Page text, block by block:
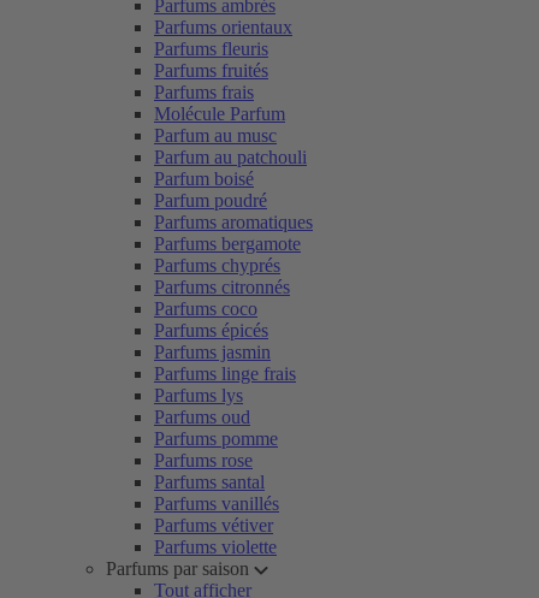
Parfums ambrés
Parfums orientaux
Parfums fleuris
Parfums fruités
Parfums frais
Molécule Parfum
Parfum au musc
Parfum au patchouli
Parfum boisé
Parfum poudré
Parfums aromatiques
Parfums bergamote
Parfums chyprés
Parfums citronnés
Parfums coco
Parfums épicés
Parfums jasmin
Parfums linge frais
Parfums lys
Parfums oud
Parfums pomme
Parfums rose
Parfums santal
Parfums vanillés
Parfums vétiver
Parfums violette
Parfums par saison
Tout afficher